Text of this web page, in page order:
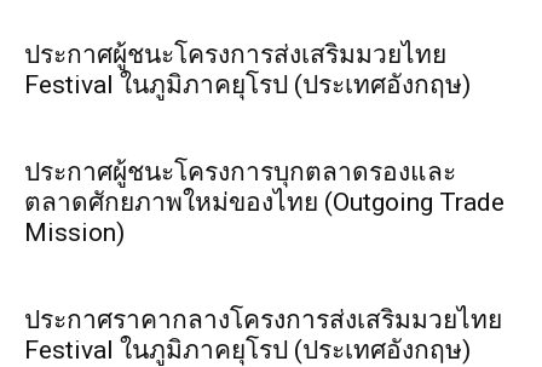
ประกาศผู้ชนะโครงการส่งเสริมมวยไทย
Festival ในภูมิภาคยุโรป (ประเทศอังกฤษ)
ประกาศผู้ชนะโครงการบุกตลาดรองและ
ตลาดศักยภาพใหม่ของไทย (Outgoing Trade
Mission)
ประกาศราคากลางโครงการส่งเสริมมวยไทย
Festival ในภูมิภาคยุโรป (ประเทศอังกฤษ)